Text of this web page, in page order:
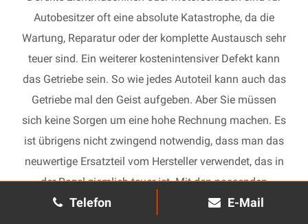
Telefon E-Mail
Autobesitzer oft eine absolute Katastrophe, da die
Wartung, Reparatur oder der komplette Austausch sehr
teuer sind. Ein weiterer kostenintensiver Defekt kann
das Getriebe sein. So wie jedes Autoteil kann auch das
Getriebe mal den Geist aufgeben. Aber Sie müssen
sich keine Sorgen um eine hohe Rechnung machen. Es
ist übrigens nicht zwingend notwendig, dass man das
neuwertige Ersatzteil vom Hersteller verwendet, das in
der Regel ziemlich teuer ist. Mit den passenden
Ersatzteilen kann jedes gebrauchte Getriebe schnell